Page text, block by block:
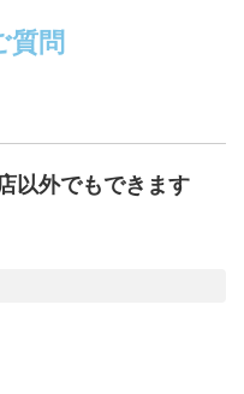
質問
以外でもできます